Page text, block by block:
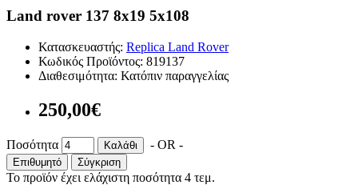
Land rover 137 8x19 5x108
Κατασκευαστής: Replica Land Rover
Κωδικός Προϊόντος: 819137
Διαθεσιμότητα: Κατόπιν παραγγελίας
250,00€
Ποσότητα Καλάθι - OR -
Επιθυμητό Σύγκριση
Το προϊόν έχει ελάχιστη ποσότητα 4 τεμ.